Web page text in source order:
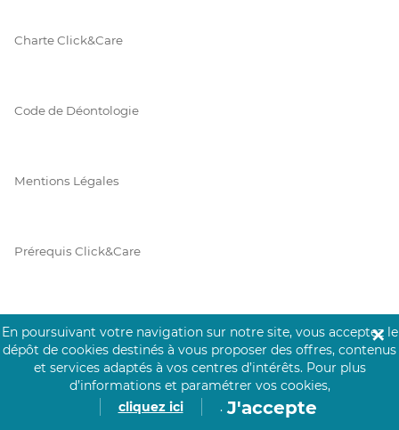
Charte Click&Care
Code de Déontologie
Mentions Légales
Prérequis Click&Care
Vie Privée
En poursuivant votre navigation sur notre site, vous acceptez le
dépôt de cookies destinés à vous proposer des offres, contenus
et services adaptés à vos centres d’intérêts. Pour plus
d’informations et paramétrer vos cookies,
cliquez ici
. J'accepte
✕